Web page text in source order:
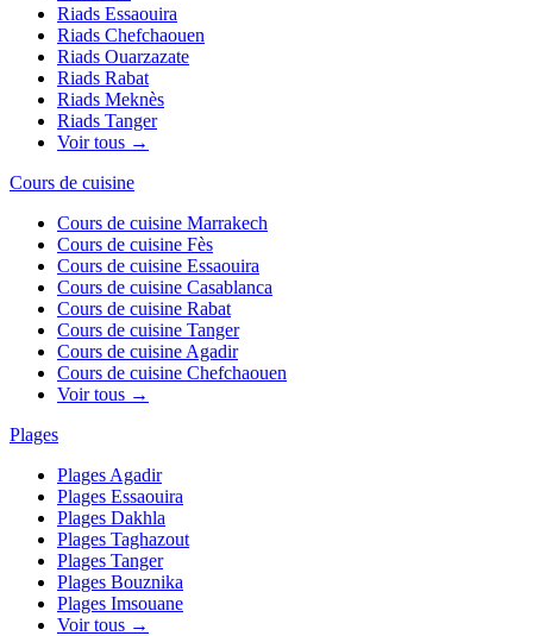
Riads Essaouira
Riads Chefchaouen
Riads Ouarzazate
Riads Rabat
Riads Meknès
Riads Tanger
Voir tous →
Cours de cuisine
Cours de cuisine Marrakech
Cours de cuisine Fès
Cours de cuisine Essaouira
Cours de cuisine Casablanca
Cours de cuisine Rabat
Cours de cuisine Tanger
Cours de cuisine Agadir
Cours de cuisine Chefchaouen
Voir tous →
Plages
Plages Agadir
Plages Essaouira
Plages Dakhla
Plages Taghazout
Plages Tanger
Plages Bouznika
Plages Imsouane
Voir tous →